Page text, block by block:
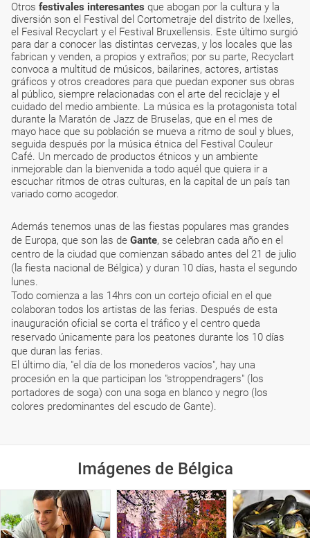
Otros festivales interesantes que abogan por la cultura y la
diversión son el Festival del Cortometraje del distrito de Ixelles,
el Fesival Recyclart y el Festival Bruxellensis. Este último surgió
para dar a conocer las distintas cervezas, y los locales que las
fabrican y venden, a propios y extraños; por su parte, Recyclart
convoca a multitud de músicos, bailarines, actores, artistas
gráficos y otros creadores para que puedan exponer sus obras
al público, siempre relacionadas con el arte del reciclaje y el
cuidado del medio ambiente. La música es la protagonista total
durante la Maratón de Jazz de Bruselas, que en el mes de
mayo hace que su población se mueva a ritmo de soul y blues,
seguida después por la música étnica del Festival Couleur
Café. Un mercado de productos étnicos y un ambiente
inmejorable dan la bienvenida a todo aquél que quiera ir a
escuchar ritmos de otras culturas, en la capital de un país tan
variado como acogedor.
Además tenemos unas de las fiestas populares mas grandes
de Europa, que son las de Gante, se celebran cada año en el
centro de la ciudad que comienzan sábado antes del 21 de julio
(la fiesta nacional de Bélgica) y duran 10 días, hasta el segundo
lunes.
Todo comienza a las 14hrs con un cortejo oficial en el que
colaboran todos los artistas de las ferias. Después de esta
inauguración oficial se corta el tráfico y el centro queda
reservado únicamente para los peatones durante los 10 días
que duran las ferias.
El último día, "el día de los monederos vacíos", hay una
procesión en la que participan los "stroppendragers" (los
portadores de soga) con una soga en blanco y negro (los
colores predominantes del escudo de Gante).
Imágenes de Bélgica